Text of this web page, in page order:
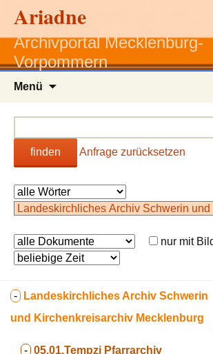
Ariadne
Archivportal Mecklenburg-
Vorpommern
Menü
finden Anfrage zurücksetzen
nur mit
- Landeskirchliches Archiv Schwerin
und Kirchenkreisarchiv Mecklenburg
- 05.01.Tempzi Pfarrarchiv